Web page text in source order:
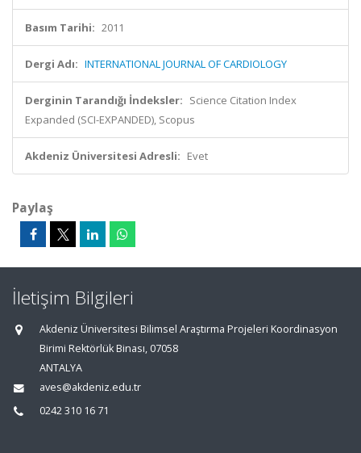
Basım Tarihi: 2011
Dergi Adı: INTERNATIONAL JOURNAL OF CARDIOLOGY
Derginin Tarandığı İndeksler: Science Citation Index
Expanded (SCI-EXPANDED), Scopus
Akdeniz Üniversitesi Adresli: Evet
Paylaş
İletişim Bilgileri
Akdeniz Üniversitesi Bilimsel Araştırma Projeleri Koordinasyon
Birimi Rektörlük Binası, 07058
ANTALYA
aves@akdeniz.edu.tr
0242 310 16 71